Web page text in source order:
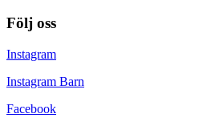
Följ oss
Instagram
Instagram Barn
Facebook